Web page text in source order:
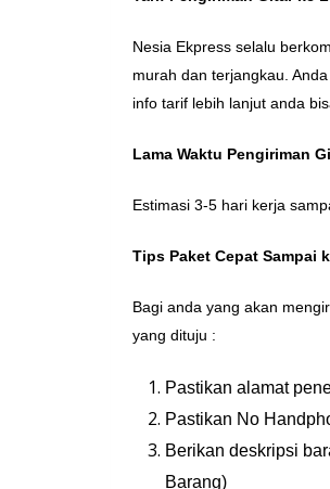
Nesia Ekpress selalu
murah dan terjangkau.
info tarif lebih lanjut anda
Lama Waktu Pengiriman
Estimasi 3-5 hari kerja
Tips Paket Cepat Sampai
Bagi anda yang akan
yang dituju :
Pastikan alamat
Pastikan No
Berikan deskripsi
Barang)